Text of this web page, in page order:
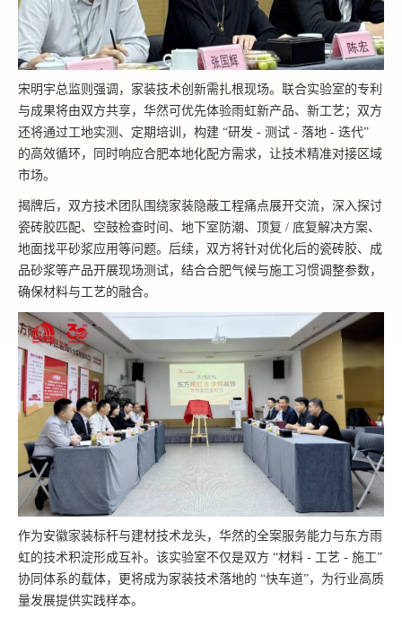
宋明宇总监则强调，家装技术创新需扎根现场。联合实验室的专利
与成果将由双方共享，华然可优先体验雨虹新产品、新工艺；双方
还将通过工地实测、定期培训，构建 “研发 - 测试 - 落地 - 迭代”
的高效循环，同时响应合肥本地化配方需求，让技术精准对接区域
市场。
揭牌后，双方技术团队围绕家装隐蔽工程痛点展开交流，深入探讨
瓷砖胶匹配、空鼓检查时间、地下室防潮、顶复 / 底复解决方案、
地面找平砂浆应用等问题。后续，双方将针对优化后的瓷砖胶、成
品砂浆等产品开展现场测试，结合合肥气候与施工习惯调整参数，
确保材料与工艺的融合。
作为安徽家装标杆与建材技术龙头，华然的全案服务能力与东方雨
虹的技术积淀形成互补。该实验室不仅是双方 “材料 - 工艺 - 施工”
协同体系的载体，更将成为家装技术落地的 “快车道”，为行业高质
量发展提供实践样本。